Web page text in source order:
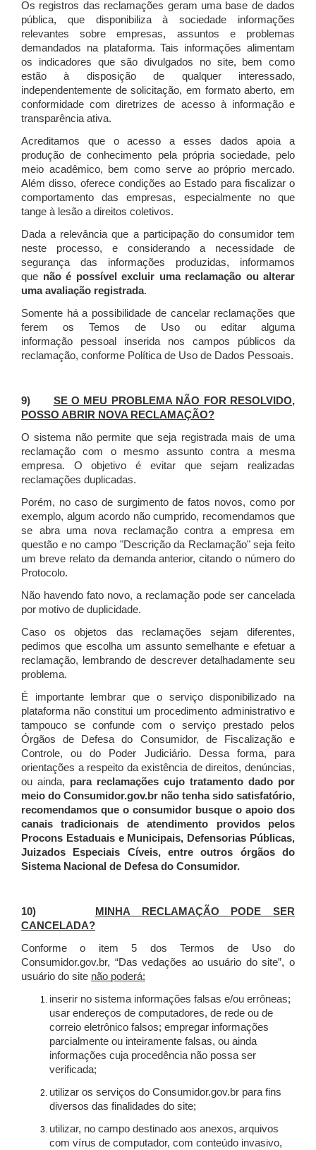
Os registros das reclamações geram uma base de dados
pública, que disponibiliza à sociedade informações
relevantes sobre empresas, assuntos e problemas
demandados na plataforma. Tais informações alimentam
os indicadores que são divulgados no site, bem como
estão à disposição de qualquer interessado,
independentemente de solicitação, em formato aberto, em
conformidade com diretrizes de acesso à informação e
transparência ativa.
Acreditamos que o acesso a esses dados apoia a
produção de conhecimento pela própria sociedade, pelo
meio acadêmico, bem como serve ao próprio mercado.
Além disso, oferece condições ao Estado para fiscalizar o
comportamento das empresas, especialmente no que
tange à lesão a direitos coletivos.
Dada a relevância que a participação do consumidor tem
neste processo, e considerando a necessidade de
segurança das informações produzidas, informamos
que não é possível excluir uma reclamação ou alterar
uma avaliação registrada.
Somente há a possibilidade de cancelar reclamações que
ferem os Temos de Uso ou editar alguma
informação pessoal inserida nos campos públicos da
reclamação, conforme Política de Uso de Dados Pessoais.
9) SE O MEU PROBLEMA NÃO FOR RESOLVIDO,
POSSO ABRIR NOVA RECLAMAÇÃO?
O sistema não permite que seja registrada mais de uma
reclamação com o mesmo assunto contra a mesma
empresa. O objetivo é evitar que sejam realizadas
reclamações duplicadas.
Porém, no caso de surgimento de fatos novos, como por
exemplo, algum acordo não cumprido, recomendamos que
se abra uma nova reclamação contra a empresa em
questão e no campo "Descrição da Reclamação" seja feito
um breve relato da demanda anterior, citando o número do
Protocolo.
Não havendo fato novo, a reclamação pode ser cancelada
por motivo de duplicidade.
Caso os objetos das reclamações sejam diferentes,
pedimos que escolha um assunto semelhante e efetuar a
reclamação, lembrando de descrever detalhadamente seu
problema.
É importante lembrar que o serviço disponibilizado na
plataforma não constitui um procedimento administrativo e
tampouco se confunde com o serviço prestado pelos
Órgãos de Defesa do Consumidor, de Fiscalização e
Controle, ou do Poder Judiciário. Dessa forma, para
orientações a respeito da existência de direitos, denúncias,
ou ainda, para reclamações cujo tratamento dado por
meio do Consumidor.gov.br não tenha sido satisfatório,
recomendamos que o consumidor busque o apoio dos
canais tradicionais de atendimento providos pelos
Procons Estaduais e Municipais, Defensorias Públicas,
Juizados Especiais Cíveis, entre outros órgãos do
Sistema Nacional de Defesa do Consumidor.
10)
MINHA RECLAMAÇÃO PODE SER
CANCELADA?
Conforme o item 5 dos Termos de Uso do
Consumidor.gov.br, “Das vedações ao usuário do site”, o
usuário do site não poderá:
inserir no sistema informações falsas e/ou errôneas;
usar endereços de computadores, de rede ou de
correio eletrônico falsos; empregar informações
parcialmente ou inteiramente falsas, ou ainda
informações cuja procedência não possa ser
verificada;
utilizar os serviços do Consumidor.gov.br para fins
diversos das finalidades do site;
utilizar, no campo destinado aos anexos, arquivos
com vírus de computador, com conteúdo invasivo,